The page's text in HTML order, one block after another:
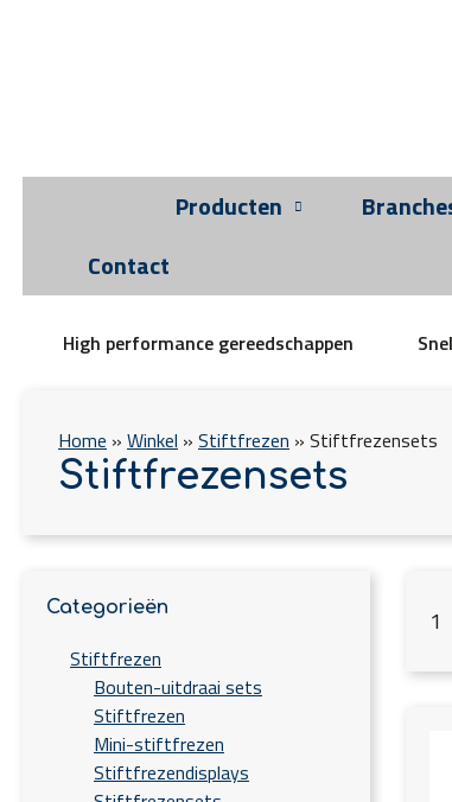
Producten
Contact
High performance gereedschappen
Home » Winkel » Stiftfrezen » Stiftfrezensets
Stiftfrezensets
Categorieën
Stiftfrezen
Bouten-uitdraai sets
Stiftfrezen
Mini-stiftfrezen
Stiftfrezendisplays
1